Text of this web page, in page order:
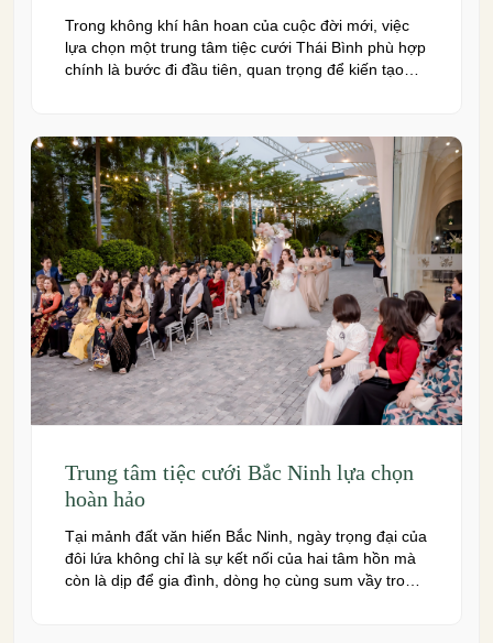
Trong không khí hân hoan của cuộc đời mới, việc
lựa chọn một trung tâm tiệc cưới Thái Bình phù hợp
chính là bước đi đầu tiên, quan trọng để kiến tạo
nhiều […]
Trung tâm tiệc cưới Bắc Ninh lựa chọn
hoàn hảo
Tại mảnh đất văn hiến Bắc Ninh, ngày trọng đại của
đôi lứa không chỉ là sự kết nối của hai tâm hồn mà
còn là dịp để gia đình, dòng họ cùng sum vầy trong